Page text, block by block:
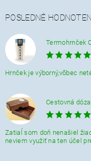
POSLEDNÉ
Termohrnček
Hrnček je výborný,vôbec
Cestovná
Zatiaĺ som doň nenašiel
neviem využiť na ten účel